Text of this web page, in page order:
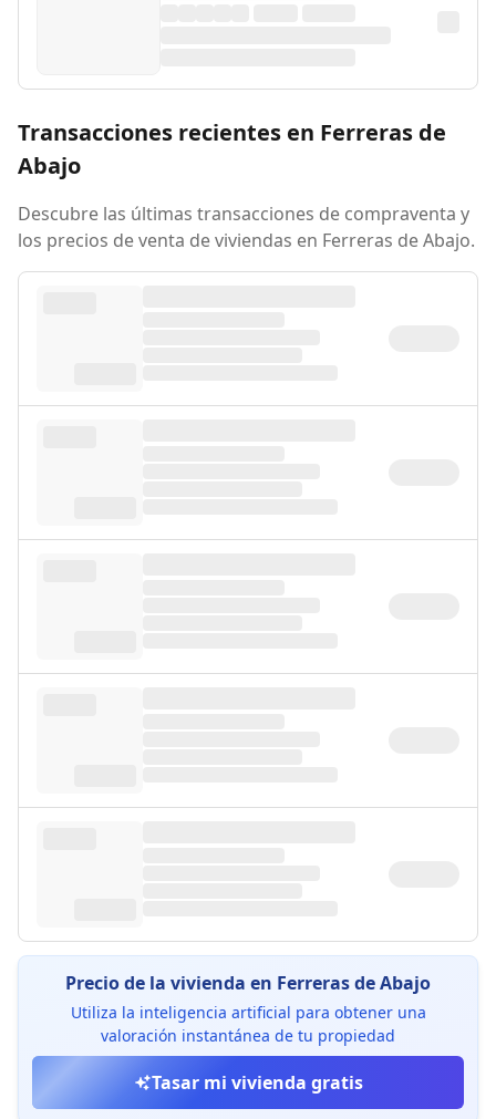
Transacciones recientes en Ferreras de
Abajo
Descubre las últimas transacciones de compraventa y
los precios de venta de viviendas en Ferreras de Abajo.
Precio de la vivienda en Ferreras de Abajo
Utiliza la inteligencia artificial para obtener una
valoración instantánea de tu propiedad
Tasar mi vivienda gratis